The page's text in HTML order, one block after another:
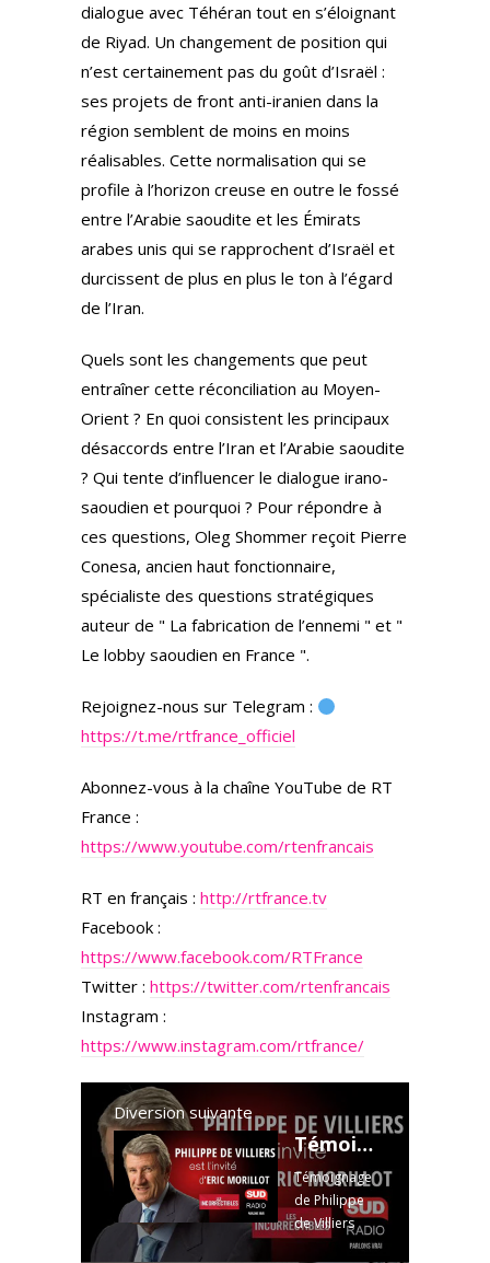
dialogue avec Téhéran tout en s’éloignant
de Riyad. Un changement de position qui
n’est certainement pas du goût d’Israël :
ses projets de front anti-iranien dans la
région semblent de moins en moins
réalisables. Cette normalisation qui se
profile à l’horizon creuse en outre le fossé
entre l’Arabie saoudite et les Émirats
arabes unis qui se rapprochent d’Israël et
durcissent de plus en plus le ton à l’égard
de l’Iran.
Quels sont les changements que peut
entraîner cette réconciliation au Moyen-
Orient ? En quoi consistent les principaux
désaccords entre l’Iran et l’Arabie saoudite
? Qui tente d’influencer le dialogue irano-
saoudien et pourquoi ? Pour répondre à
ces questions, Oleg Shommer reçoit Pierre
Conesa, ancien haut fonctionnaire,
spécialiste des questions stratégiques
auteur de " La fabrication de l’ennemi " et "
Le lobby saoudien en France ".
Rejoignez-nous sur Telegram :
https://t.me/rtfrance_officiel
Abonnez-vous à la chaîne YouTube de RT
France :
https://www.youtube.com/rtenfrancais
RT en français : http://rtfrance.tv
Facebook :
https://www.facebook.com/RTFrance
Twitter : https://twitter.com/rtenfrancais
Instagram :
https://www.instagram.com/rtfrance/
Diversion suivante
Témoignage de Philippe de Villiers sur la paSS sanitaire
Témoignage
de Philippe
de Villiers
sur la paSS